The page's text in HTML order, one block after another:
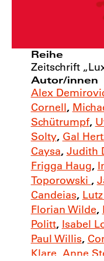
Reihe
Zeitschrift
Autor/innen
Alex
Cornell,
Schütrumpf,
Solty, Gal
Caysa, Judith
Frigga Haug,
Toporowski ,
Candeias,
Florian Wilde,
Politt, Isabel
Paul Willis,
Klare Anne